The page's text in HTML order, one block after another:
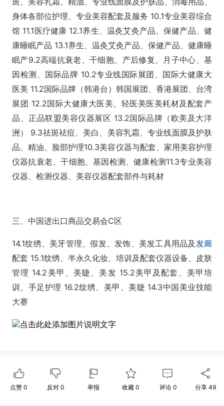
身体各部位护理、专业美容配套及服务 10.1专业美容综合
馆 11.1医疗健康 12.1养生、温灸艾灸产品、保健产品、健
康睡眠产品 13.1养生、温灸艾灸产品、保健产品、健康睡
眠产9.2高端抗衰老、干细胞、产后修复、月子中心、基
因检测、国际品牌 10.2专业线国际展团、国际大健康大
医美 11.2国际品牌（韩港台）韩国展团、香港展团、台湾
展团 12.2国际大健康大医美、轻医美医美耗材及配套产
品、正品联盟美容仪器展区 13.2国际品牌（欧美及大洋
洲） 9.3祛斑祛痘、美白、美容乳霜、专业线面膜及护肤
品、精油、脸部护理10.3美容仪器与配套、家用美容护理
仪器抗衰老、干细胞、基因检测、健康检测11.3专业美容
仪器、检测仪器、美容仪器配套部件与耗材
三、中国进出口商品交易会C区
14.1纹绣、美牙管理、假发、发饰、美发工具用品及 发廊
配套 15.1纹绣、半永久化妆、培训及配套仪器设备、皮肤
管理 14.2美甲、美睫、美发 15.2美甲及配套、美甲培
训、手足护理 16.2纹绣、美甲、美睫 14.3中国美业技能
大赛
点击此处添加图片说明文字
点赞 0 反对0 举报 收藏 0 评论 0 分享 49